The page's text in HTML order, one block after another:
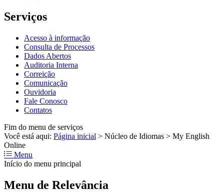
Serviços
Acesso à informação
Consulta de Processos
Dados Abertos
Auditoria Interna
Correição
Comunicação
Ouvidoria
Fale Conosco
Contatos
Fim do menu de serviços
Você está aqui: Página inicial > Núcleo de Idiomas > My English
Online
Menu
Início do menu principal
Menu de Relevância